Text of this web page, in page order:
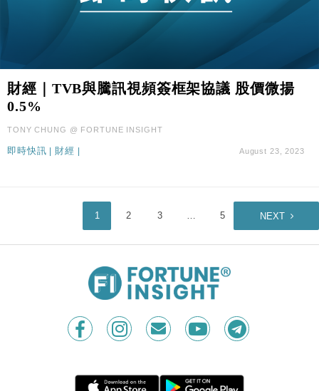
財經｜TVB與騰訊視頻簽框架協議 股價微揚
0.5%
TONY CHUNG @ FORTUNE INSIGHT
即時快訊 財經 August 23, 2023
1 2 3 … 5 NEXT